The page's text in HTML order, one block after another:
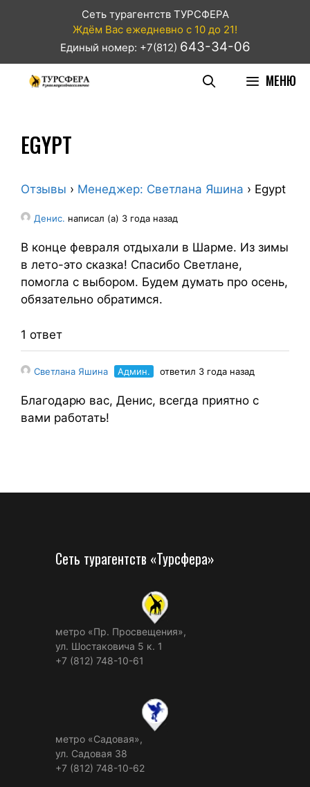
Сеть турагентств ТУРСФЕРА
Ждём Вас ежедневно с 10 до 21!
Единый номер: +7(812) 643-34-06
МЕНЮ
EGYPT
Отзывы › Менеджер: Светлана Яшина › Egypt
Денис. написал (а) 3 года назад
В конце февраля отдыхали в Шарме. Из зимы
в лето-это сказка! Спасибо Светлане,
помогла с выбором. Будем думать про осень,
обязательно обратимся.
1 ответ
Светлана Яшина Админ. ответил 3 года назад
Благодарю вас, Денис, всегда приятно с
вами работать!
Сеть турагентств «Турсфера»
метро «Пр. Просвещения»,
ул. Шостаковича 5 к. 1
+7 (812) 748-10-61
метро «Садовая»,
ул. Садовая 38
+7 (812) 748-10-62